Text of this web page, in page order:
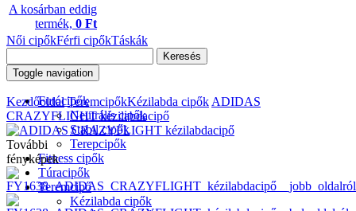
A kosárban eddig
termék, 0 Ft
Női cipőkFérfi cipőkTáskák
Keresés
Toggle navigation
Futócipők
Neutrális cipők
Stabil cipők
Terepcipők
Fitness cipők
Túracipők
Teremcipő
Kézilabda cipők
Kezdőoldal TeremcipőkKézilabda cipők ADIDAS
CRAZYFLIGHT kézilabdacipő
További
fényképek